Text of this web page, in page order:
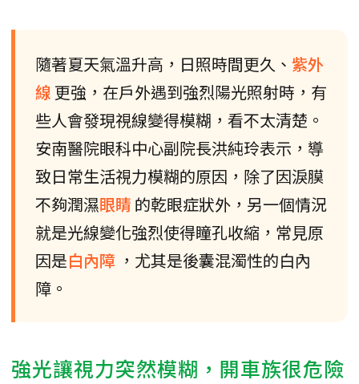
隨著夏天氣溫升高，日照時間更久、 紫外
線 更強，在戶外遇到強烈陽光照射時，有
些人會發現視線變得模糊，看不太清楚。
安南醫院眼科中心副院長洪純玲表示，導
致日常生活視力模糊的原因，除了因淚膜
不夠潤濕眼睛 的乾眼症狀外，另一個情況
就是光線變化強烈使得瞳孔收縮，常見原
因是白內障 ，尤其是後囊混濁性的白內
障。
強光讓視力突然模糊，開車族很危險